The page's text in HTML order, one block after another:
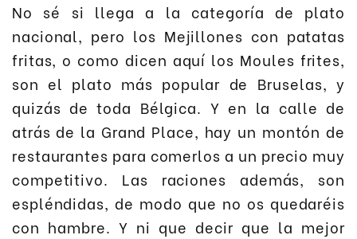
No sé si llega a la categoría de plato
nacional, pero los Mejillones con patatas
fritas, o como dicen aquí los Moules frites,
son el plato más popular de Bruselas, y
quizás de toda Bélgica. Y en la calle de
atrás de la Grand Place, hay un montón de
restaurantes para comerlos a un precio muy
competitivo. Las raciones además, son
espléndidas, de modo que no os quedaréis
con hambre. Y ni que decir que la mejor